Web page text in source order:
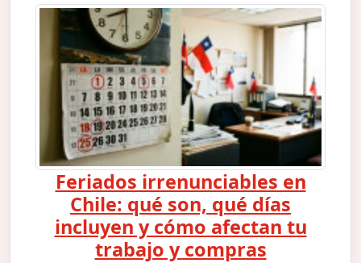
Feriados irrenunciables en
Chile: qué son, qué días
incluyen y cómo afectan tu
trabajo y compras